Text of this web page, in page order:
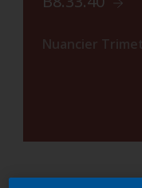
Nuancier